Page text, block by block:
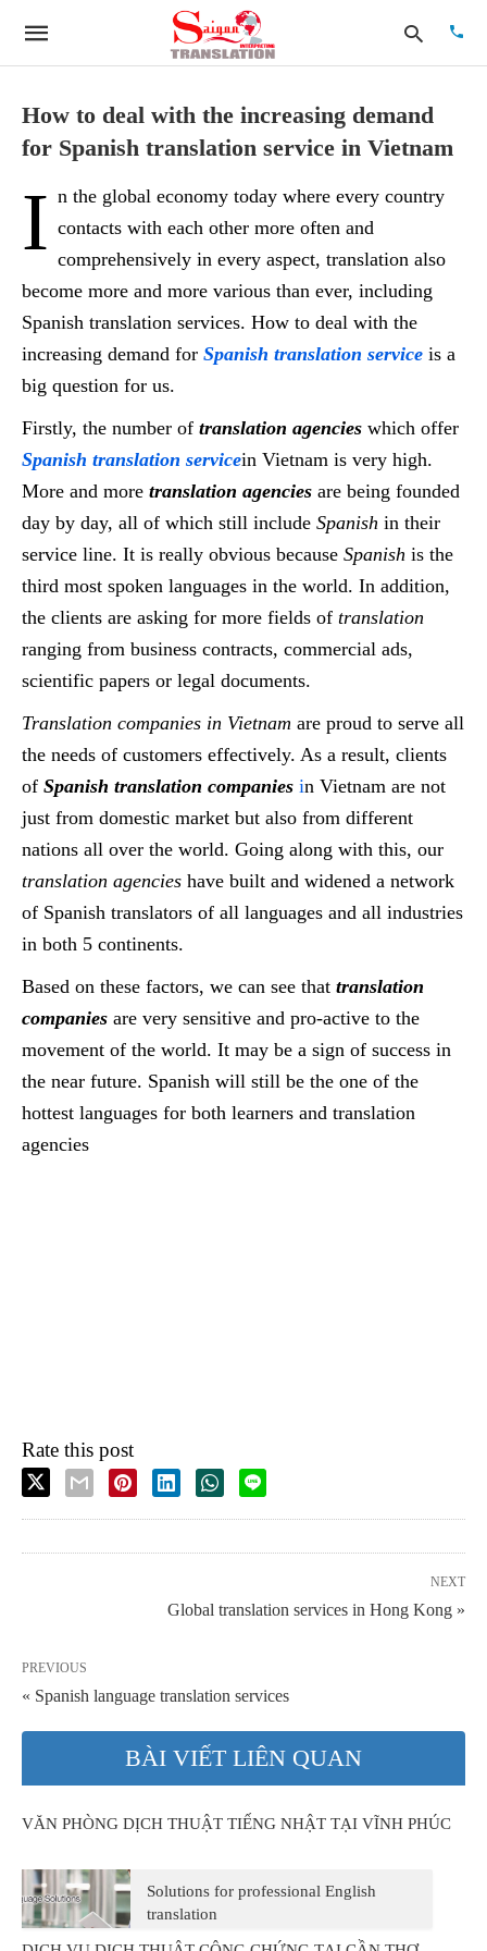
How to deal with the increasing demand
for Spanish translation service in Vietnam
I n the global economy today where every country
contacts with each other more often and
comprehensively in every aspect, translation also
become more and more various than ever, including
Spanish translation services. How to deal with the
increasing demand for Spanish translation service is a
big question for us.
Firstly, the number of translation agencies which offer
Spanish translation servicein Vietnam is very high.
More and more translation agencies are being founded
day by day, all of which still include Spanish in their
service line. It is really obvious because Spanish is the
third most spoken languages in the world. In addition,
the clients are asking for more fields of translation
ranging from business contracts, commercial ads,
scientific papers or legal documents.
Translation companies in Vietnam are proud to serve all
the needs of customers effectively. As a result, clients
of Spanish translation companies in Vietnam are not
just from domestic market but also from different
nations all over the world. Going along with this, our
translation agencies have built and widened a network
of Spanish translators of all languages and all industries
in both 5 continents.
Based on these factors, we can see that translation
companies are very sensitive and pro-active to the
movement of the world. It may be a sign of success in
the near future. Spanish will still be the one of the
hottest languages for both learners and translation
agencies
Rate this post
NEXT
Global translation services in Hong Kong »
PREVIOUS
« Spanish language translation services
BÀI VIẾT LIÊN QUAN
VĂN PHÒNG DỊCH THUẬT TIẾNG NHẬT TẠI VĨNH PHÚC
Solutions for professional English
translation